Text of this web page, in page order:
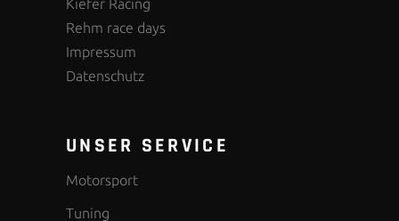
Kiefer Racing
Rehm race days
Impressum
Datenschutz
UNSER SERVICE
Motorsport
Tuning